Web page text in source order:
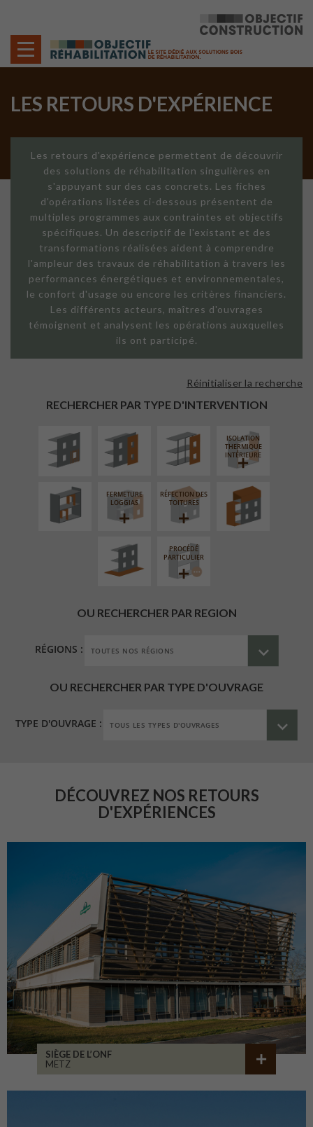
LES RETOURS D'EXPÉRIENCE
Les retours d'expérience permettent de découvrir
des solutions de réhabilitation singulières en
s'appuyant sur des cas concrets. Les fiches
d'opérations listées ci-dessous présentent de
multiples programmes aux contraintes et objectifs
spécifiques. Un descriptif de l'existant et des
transformations réalisées aident à comprendre
l'ampleur des travaux de réhabilitation à travers les
performances énergétiques et environnementales,
le confort d'usage ou encore les critères financiers.
Les différents acteurs, maîtres d'ouvrages
témoignent et analysent les opérations auxquelles
ils ont participé.
RECHERCHER PAR TYPE D'INTERVENTION
Réinitialiser la recherche
EXTÉRIEURE
FAÇADE SUR
LINÉAIRE
ISOLATION
THERMIQUE
INTÉRIEURE
RÉAMÉNAGEMENT
INTÉRIEUR
FERMETURE
LOGGIAS
RÉFECTION DES
TOITURES
SURÉLÉVATION
EXTENSION
AMÉNAGEMENT
EXTÉRIEUR
PROCÉDÉ
PARTICULIER
OU RECHERCHER PAR REGION
RÉGIONS :
OU RECHERCHER PAR TYPE D'OUVRAGE
TYPE D'OUVRAGE :
DÉCOUVREZ NOS RETOURS
D'EXPÉRIENCES
SIÈGE DE L’ONF
METZ